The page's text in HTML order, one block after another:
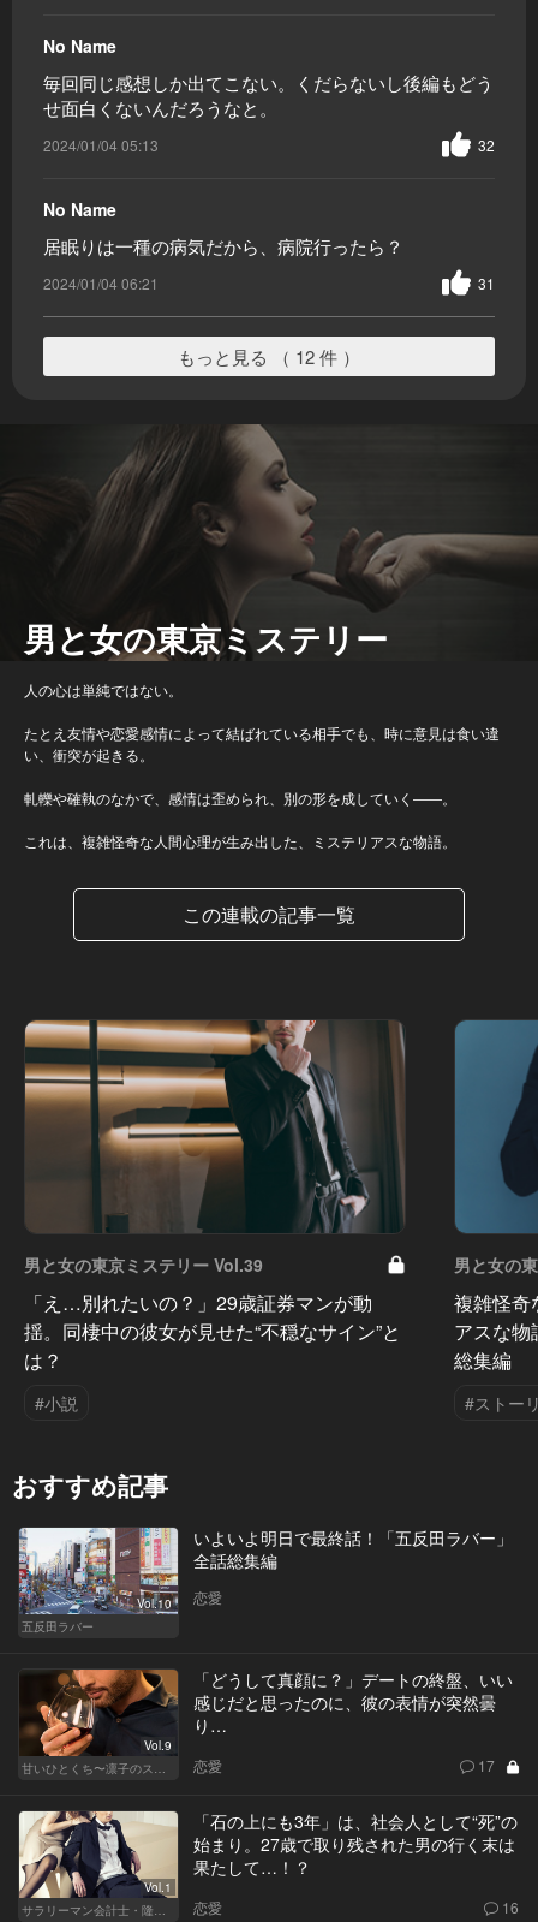
No Name
毎回同じ感想しか出てこない。くだらないし後編もどう
せ面白くないんだろうなと。
2024/01/04 05:13 32
No Name
居眠りは一種の病気だから、病院行ったら？
2024/01/04 06:21 31
もっと見る （ 12 件 ）
男と女の東京ミステリー
人の心は単純ではない。
たとえ友情や恋愛感情によって結ばれている相手でも、時に意見は食い違
い、衝突が起きる。
軋轢や確執のなかで、感情は歪められ、別の形を成していく――。
これは、複雑怪奇な人間心理が生み出した、ミステリアスな物語。
この連載の記事一覧
男と女の東京ミステリー Vol.39
「え…別れたいの？」29歳証券マンが動
揺。同棲中の彼女が見せた“不穏なサイン”と
は？
#小説
男と女の
複雑怪奇
アスな
総集編
#ストー
おすすめ記事
Vol.10
五反田ラバー
いよいよ明日で最終話！「五反田ラバー」
全話総集編
恋愛
Vol.9
甘いひとくち〜凛子のスイーツ探訪記〜
「どうして真顔に？」デートの終盤、いい
感じだと思ったのに、彼の表情が突然曇
り…
恋愛 17
Vol.1
サラリーマン会計士・隆一の迷い
「石の上にも3年」は、社会人として“死”の
始まり。27歳で取り残された男の行く末は
果たして…！？
恋愛 16